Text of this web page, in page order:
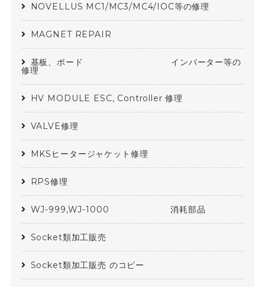
NOVELLUS MC1/MC3/MC4/IOC等の修理
MAGNET REPAIR
基板、ボード インバーター等の
修理
HV MODULE ESC, Controller 修理
VALVE修理
MKSヒータージャケット修理
RPS修理
WJ-999,WJ-1000 消耗部品
Socket類加工販売
Socket類加工販売 のコピー